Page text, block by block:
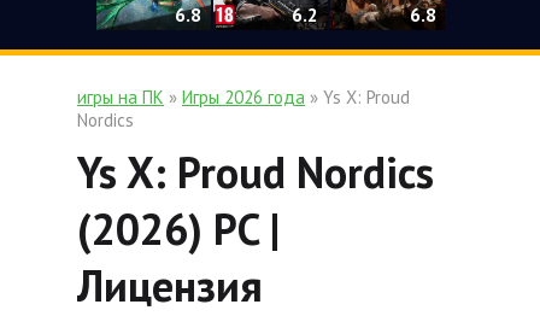
6.8 6.2 6.8
игры на ПК » Игры 2026 года » Ys X: Proud
Nordics
Ys X: Proud Nordics
(2026) PC |
Лицензия